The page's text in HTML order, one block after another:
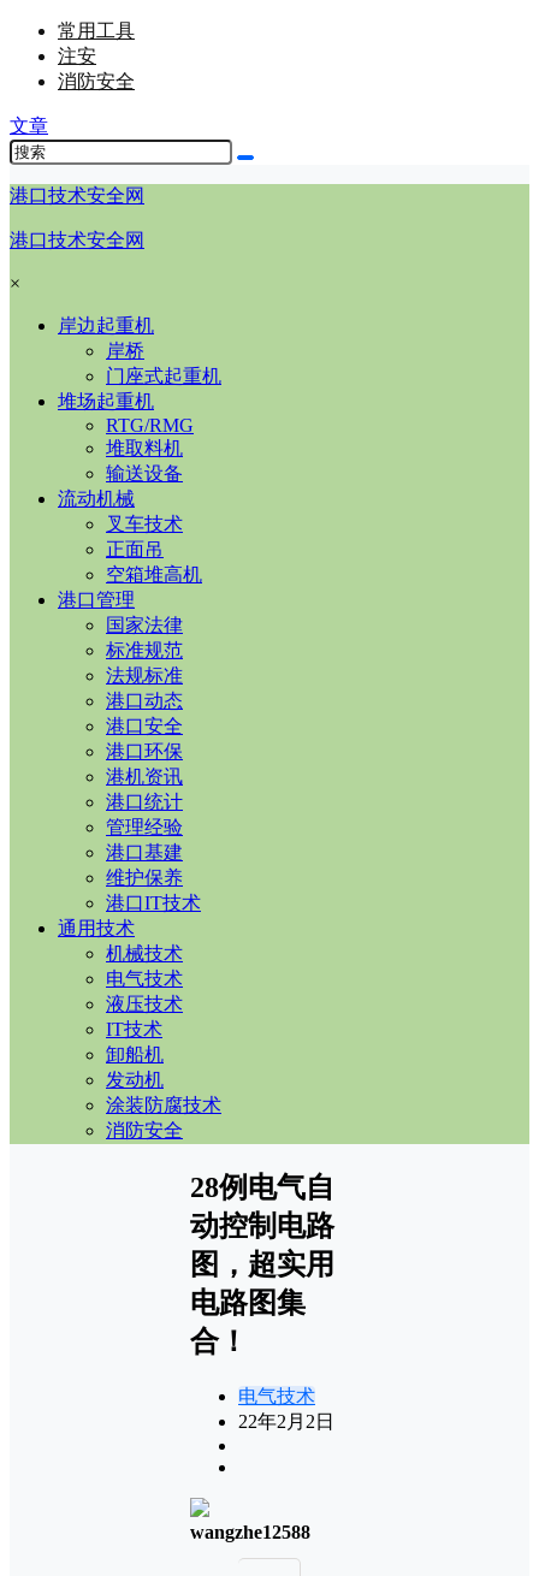
常用工具
注安
消防安全
文章
港口技术安全网
港口技术安全网
×
岸边起重机
岸桥
门座式起重机
堆场起重机
RTG/RMG
堆取料机
输送设备
流动机械
叉车技术
正面吊
空箱堆高机
港口管理
国家法律
标准规范
法规标准
港口动态
港口安全
港口环保
港机资讯
港口统计
管理经验
港口基建
维护保养
港口IT技术
通用技术
机械技术
电气技术
液压技术
IT技术
卸船机
发动机
涂装防腐技术
消防安全
28例电气自
动控制电路
图，超实用
电路图集
合！
电气技术
22年2月2日
wangzhe12588